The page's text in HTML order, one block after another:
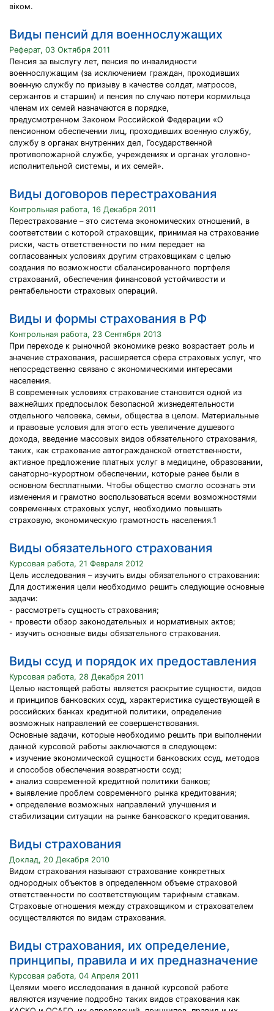
віком.
Виды пенсий для военнослужащих
Реферат, 03 Октября 2011
Пенсия за выслугу лет, пенсия по инвалидности
военнослужащим (за исключением граждан, проходивших
военную службу по призыву в качестве солдат, матросов,
сержантов и старшин) и пенсия по случаю потери кормильца
членам их семей назначаются в порядке,
предусмотренном Законом Российской Федерации «О
пенсионном обеспечении лиц, проходивших военную службу,
службу в органах внутренних дел, Государственной
противопожарной службе, учреждениях и органах уголовно-
исполнительной системы, и их семей».
Виды договоров перестрахования
Контрольная работа, 16 Декабря 2011
Перестрахование – это система экономических отношений, в
соответствии с которой страховщик, принимая на страхование
риски, часть ответственности по ним передает на
согласованных условиях другим страховщикам с целью
создания по возможности сбалансированного портфеля
страхований, обеспечения финансовой устойчивости и
рентабельности страховых операций.
Виды и формы страхования в РФ
Контрольная работа, 23 Сентября 2013
При переходе к рыночной экономике резко возрастает роль и
значение страхования, расширяется сфера страховых услуг, что
непосредственно связано с экономическими интересами
населения.
В современных условиях страхование становится одной из
важнейших предпосылок безопасной жизнедеятельности
отдельного человека, семьи, общества в целом. Материальные
и правовые условия для этого есть увеличение душевого
дохода, введение массовых видов обязательного страхования,
таких, как страхование автогражданской ответственности,
активное предложение платных услуг в медицине, образовании,
санаторно-курортном обеспечении, которые ранее были в
основном бесплатными. Чтобы общество смогло осознать эти
изменения и грамотно воспользоваться всеми возможностями
современных страховых услуг, необходимо повышать
страховую, экономическую грамотность населения.1
Виды обязательного страхования
Курсовая работа, 21 Февраля 2012
Цель исследования – изучить виды обязательного страхования:
Для достижения цели необходимо решить следующие основные
задачи:
- рассмотреть сущность страхования;
- провести обзор законодательных и нормативных актов;
- изучить основные виды обязательного страхования.
Виды ссуд и порядок их предоставления
Курсовая работа, 28 Декабря 2011
Целью настоящей работы является раскрытие сущности, видов
и принципов банковских ссуд, характеристика существующей в
российских банках кредитной политики, определение
возможных направлений ее совершенствования.
Основные задачи, которые необходимо решить при выполнении
данной курсовой работы заключаются в следующем:
• изучение экономической сущности банковских ссуд, методов
и способов обеспечения возвратности ссуд;
• анализ современной кредитной политики банков;
• выявление проблем современного рынка кредитования;
• определение возможных направлений улучшения и
стабилизации ситуации на рынке банковского кредитования.
Виды страхования
Доклад, 20 Декабря 2010
Видом страхования называют страхование конкретных
однородных объектов в определенном объеме страховой
ответственности по соответствующим тарифным ставкам.
Страховые отношения между страховщиком и страхователем
осуществляются по видам страхования.
Виды страхования, их определение,
принципы, правила и их предназначение
Курсовая работа, 04 Апреля 2011
Целями моего исследования в данной курсовой работе
являются изучение подробно таких видов страхования как